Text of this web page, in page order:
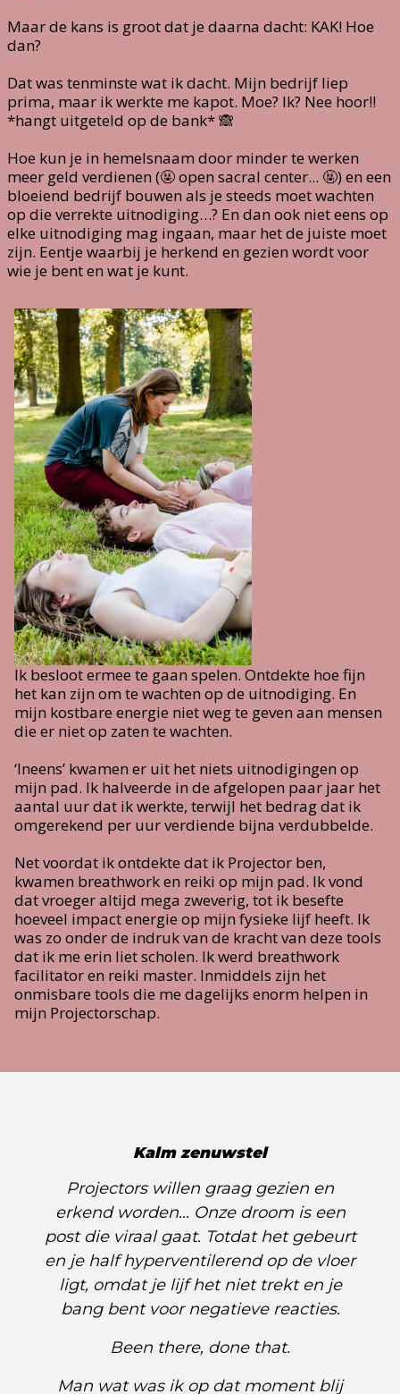
Maar de kans is groot dat je daarna dacht: KAK! Hoe
dan?
Dat was tenminste wat ik dacht. Mijn bedrijf liep
prima, maar ik werkte me kapot. Moe? Ik? Nee hoor!!
*hangt uitgeteld op de bank* 🙈
Hoe kun je in hemelsnaam door minder te werken
meer geld verdienen (🤬 open sacral center... 🤬) en een
bloeiend bedrijf bouwen als je steeds moet wachten
op die verrekte uitnodiging…? En dan ook niet eens op
elke uitnodiging mag ingaan, maar het de juiste moet
zijn. Eentje waarbij je herkend en gezien wordt voor
wie je bent en wat je kunt.
Ik besloot ermee te gaan spelen. Ontdekte hoe fijn
het kan zijn om te wachten op de uitnodiging. En
mijn kostbare energie niet weg te geven aan mensen
die er niet op zaten te wachten.
‘Ineens’ kwamen er uit het niets uitnodigingen op
mijn pad. Ik halveerde in de afgelopen paar jaar het
aantal uur dat ik werkte, terwijl het bedrag dat ik
omgerekend per uur verdiende bijna verdubbelde.
Net voordat ik ontdekte dat ik Projector ben,
kwamen breathwork en reiki op mijn pad. Ik vond
dat vroeger altijd mega zweverig, tot ik besefte
hoeveel impact energie op mijn fysieke lijf heeft. Ik
was zo onder de indruk van de kracht van deze tools
dat ik me erin liet scholen. Ik werd breathwork
facilitator en reiki master. Inmiddels zijn het
onmisbare tools die me dagelijks enorm helpen in
mijn Projectorschap.
Kalm zenuwstel
Projectors willen graag gezien en
erkend worden... Onze droom is een
post die viraal gaat. Totdat het gebeurt
en je half hyperventilerend op de vloer
ligt, omdat je lijf het niet trekt en je
bang bent voor negatieve reacties.
Been there, done that.
Man wat was ik op dat moment blij